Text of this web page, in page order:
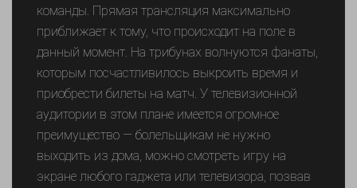
команды. Прямая трансляция максимально
приближает к тому, что происходит на поле в
данный момент. На трибунах волнуются фанаты,
которым посчастливилось выкроить время и
приобрести билеты на матч. У телевизионной
аудитории в этом плане имеется огромное
преимущество — болельщикам не нужно
выходить из дома, можно смотреть игру на
экране любого гаджета или телевизора, позвав